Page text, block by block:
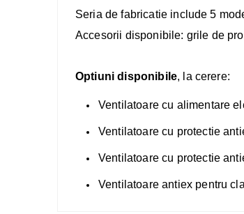
Seria de fabricatie include 5
Accesorii disponibile: grile de
Optiuni disponibile, la cerere:
Ventilatoare cu alimentare
Ventilatoare cu protectie
Ventilatoare cu protectie
Ventilatoare antiex pentru